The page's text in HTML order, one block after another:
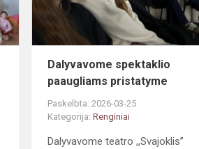
Dalyvavome spektaklio
paaugliams pristatyme
Paskelbta: 2026-03-25
Kategorija:Renginiai
Dalyvavome teatro ,,Svajoklis”